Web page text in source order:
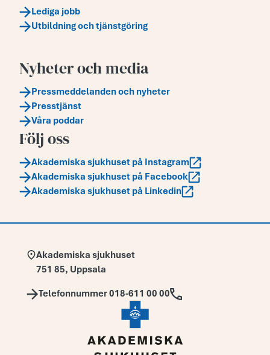
Lediga jobb
Utbildning och tjänstgöring
Nyheter och media
Pressmeddelanden och nyheter
Presstjänst
Våra poddar
Följ oss
Akademiska sjukhuset på Instagram
Akademiska sjukhuset på Facebook
Akademiska sjukhuset på Linkedin
Adress:
Akademiska sjukhuset
751 85, Uppsala
Telefon:
Telefonnummer 018-611 00 00